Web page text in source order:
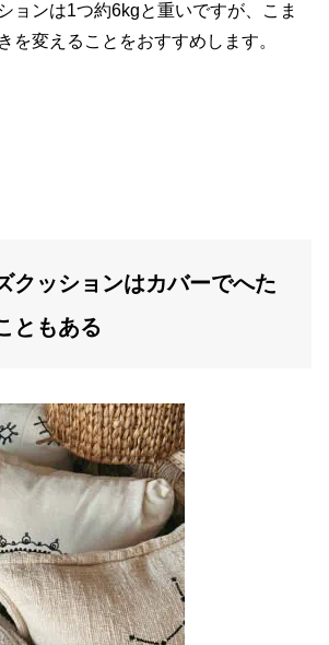
ョンは1つ約6kgと重いですが、こま
を変えることをおすすめします。
クッションはカバーでへた
ともある